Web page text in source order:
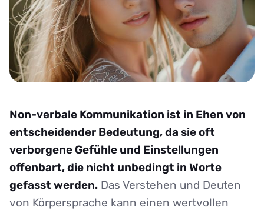
Non-verbale Kommunikation ist in Ehen von
entscheidender Bedeutung, da sie oft
verborgene Gefühle und Einstellungen
offenbart, die nicht unbedingt in Worte
gefasst werden. Das Verstehen und Deuten
von Körpersprache kann einen wertvollen